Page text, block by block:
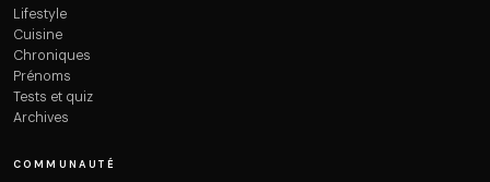
Lifestyle
Cuisine
Chroniques
Prénoms
Tests et quiz
Archives
COMMUNAUTÉ